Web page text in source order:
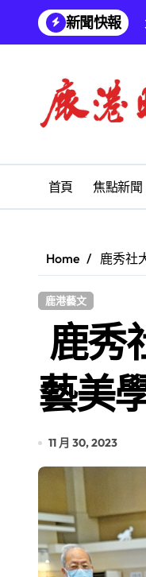
content
新聞快報
首頁 焦點新聞
Home 鹿秀社
鹿港藝文
鹿秀
藝美
11 月 30, 2023